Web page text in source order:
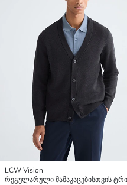
LCW Vision